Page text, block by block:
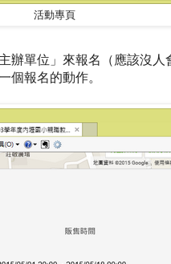
活動專頁
辦單位」來報名（應該沒人
個報名的動作。